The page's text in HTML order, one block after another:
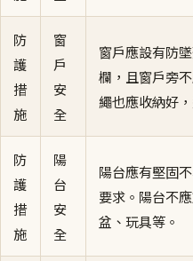
防
護
措
施
窗
戶
安
全
窗戶應設有防
欄，且窗戶旁
繩也應收納好
防
護
措
施
陽
台
安
全
陽台應有堅固
要求。陽台不
盆、玩具等。